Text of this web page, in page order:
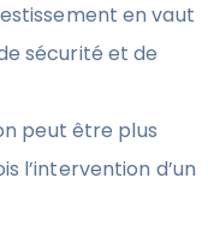
en vaut
sécurité et de
peut être plus
l’intervention d’un